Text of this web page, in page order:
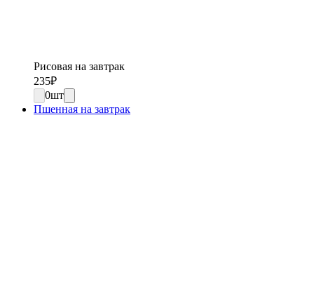
Рисовая на завтрак
235₽
0шт
Пшенная на завтрак